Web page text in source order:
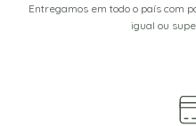
Entregamos em todo o país com
igual ou